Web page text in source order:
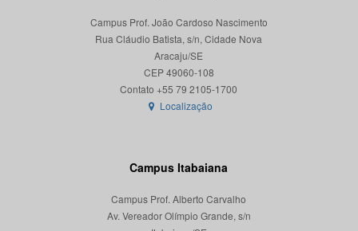
Campus Prof. João Cardoso Nascimento
Rua Cláudio Batista, s/n, Cidade Nova
Aracaju/SE
CEP 49060-108
Localização
Campus Itabaiana
Campus Prof. Alberto Carvalho
Av. Vereador Olímpio Grande, s/n